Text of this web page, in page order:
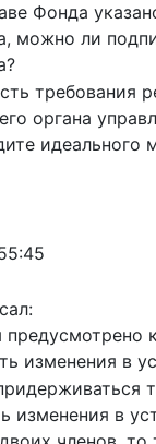
Фонда
можно ли
требования
органа
идеального
предусмотрено
изменения в
изменения в